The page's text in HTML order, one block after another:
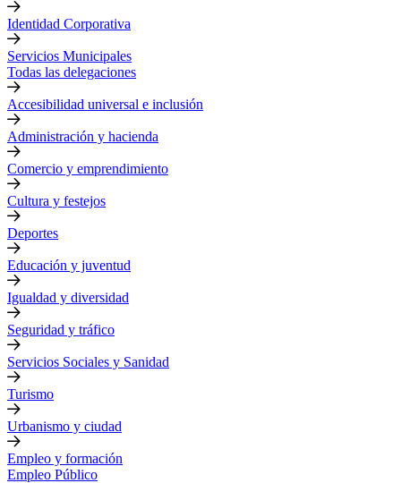
Identidad Corporativa
Servicios Municipales
Todas las delegaciones
Accesibilidad universal e inclusión
Administración y hacienda
Comercio y emprendimiento
Cultura y festejos
Deportes
Educación y juventud
Igualdad y diversidad
Seguridad y tráfico
Servicios Sociales y Sanidad
Turismo
Urbanismo y ciudad
Empleo y formación
Empleo Público